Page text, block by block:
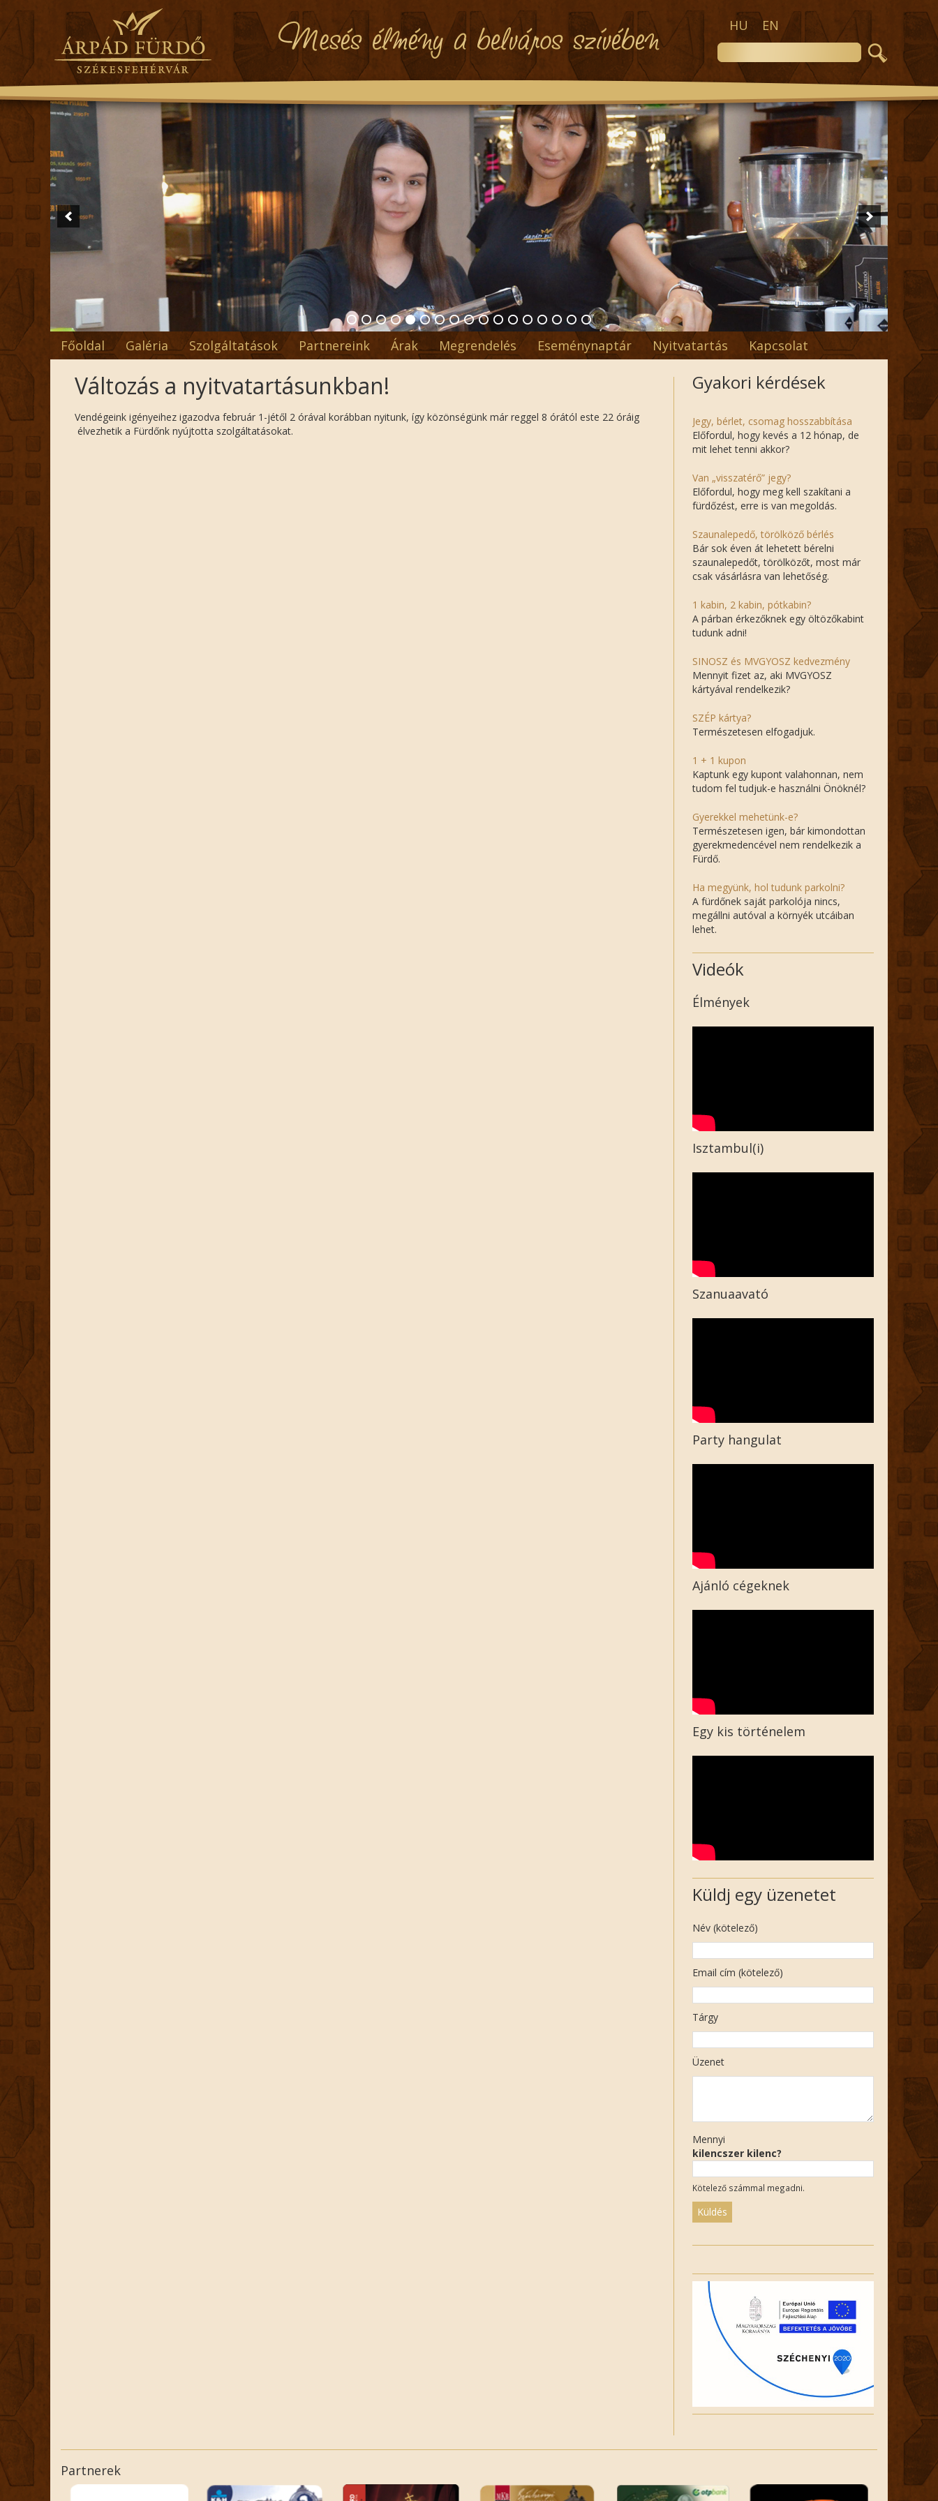
HU EN
Főoldal Galéria Szolgáltatások Partnereink Árak Megrendelés Eseménynaptár Nyitvatartás Kapcsolat
Változás a nyitvatartásunkban!
Vendégeink igényeihez igazodva február 1-jétől 2 órával korábban nyitunk, így közönségünk már reggel 8 órától este 22 óráig
élvezhetik a Fürdőnk nyújtotta szolgáltatásokat.
Gyakori kérdések
Jegy, bérlet, csomag hosszabbítása
Előfordul, hogy kevés a 12 hónap, de
mit lehet tenni akkor?
Van „visszatérő” jegy?
Előfordul, hogy meg kell szakítani a
fürdőzést, erre is van megoldás.
Szaunalepedő, törölköző bérlés
Bár sok éven át lehetett bérelni
szaunalepedőt, törölközőt, most már
csak vásárlásra van lehetőség.
1 kabin, 2 kabin, pótkabin?
A párban érkezőknek egy öltözőkabint
tudunk adni!
SINOSZ és MVGYOSZ kedvezmény
Mennyit fizet az, aki MVGYOSZ
kártyával rendelkezik?
SZÉP kártya?
Természetesen elfogadjuk.
1 + 1 kupon
Kaptunk egy kupont valahonnan, nem
tudom fel tudjuk-e használni Önöknél?
Gyerekkel mehetünk-e?
Természetesen igen, bár kimondottan
gyerekmedencével nem rendelkezik a
Fürdő.
Ha megyünk, hol tudunk parkolni?
A fürdőnek saját parkolója nincs,
megállni autóval a környék utcáiban
lehet.
Videók
Élmények
Isztambul(i)
Szanuaavató
Party hangulat
Ajánló cégeknek
Egy kis történelem
Küldj egy üzenetet
Név (kötelező)
Email cím (kötelező)
Tárgy
Üzenet
Mennyi
kilencszer kilenc?
Kötelező számmal megadni.
field
empty.
Partnerek